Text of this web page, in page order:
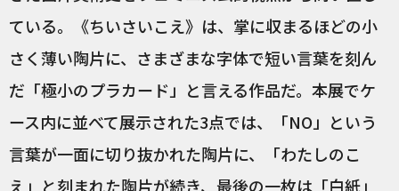
ている。《ちいさいこえ》は、掌に収まるほどの小
さく薄い陶片に、さまざまな字体で短い言葉を刻ん
だ「極小のプラカード」と言える作品だ。本展でケ
ース内に並べて展示された3点では、「NO」という
言葉が一面に切り抜かれた陶片に、「わたしのこ
え」と刻まれた陶片が続き、最後の一枚は「白紙」